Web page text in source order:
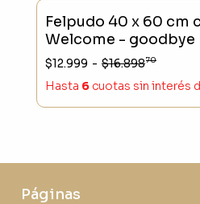
SIN STOCK
Felpudo 40 x 60 cm
Welcome - goodbye
$12.999 - $16.89870
Hasta 6 cuotas sin interés
Páginas